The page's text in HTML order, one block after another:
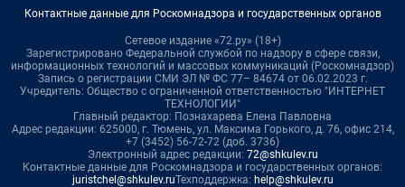
Контактные данные для Роскомнадзора и государственных органов
Сетевое издание «72.ру» (18+)
Зарегистрировано Федеральной службой по надзору в сфере связи,
информационных технологий и массовых коммуникаций (Роскомнадзор)
Запись о регистрации СМИ ЭЛ № ФС 77– 84674 от 06.02.2023 г.
Учредитель: Общество с ограниченной ответственностью "ИНТЕРНЕТ
ТЕХНОЛОГИИ"
Главный редактор: Познахарева Елена Павловна
Адрес редакции: 625000, г. Тюмень, ул. Максима Горького, д. 76, офис 214,
+7 (3452) 56-72-72 (доб. 3736)
Электронный адрес редакции: 72@shkulev.ru
Контактные данные для Роскомнадзора и государственных органов:
juristchel@shkulev.ruТехподдержка: help@shkulev.ru